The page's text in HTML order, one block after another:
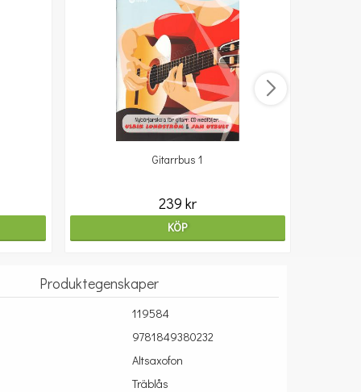
Gitarrbus 1
239 kr
KÖP
Produktegenskaper
119584
9781849380232
Altsaxofon
Träblås